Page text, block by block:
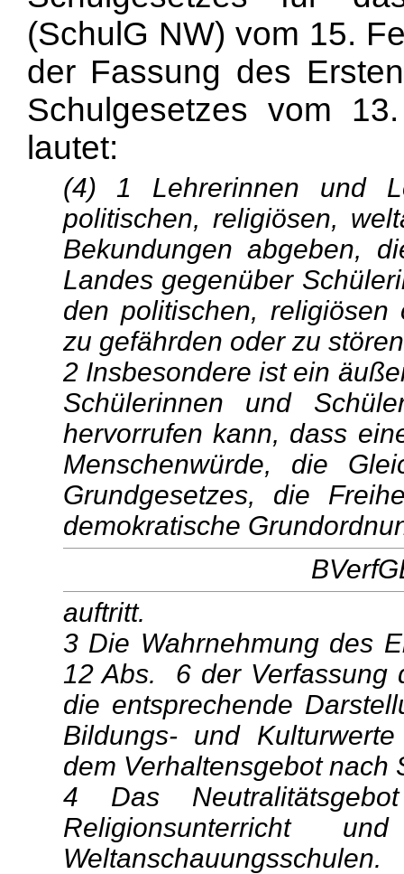
(SchulG NW) vom 15.
der Fassung des
Schulgesetzes vom
lautet:
(4) 1 Lehrerinnen und
politischen, religiösen,
Bekundungen abgeben,
Landes gegenüber
den politischen, religiösen
zu gefährden oder zu
2 Insbesondere ist ein
Schülerinnen und
hervorrufen kann, dass
Menschenwürde, die
Grundgesetzes, die
demokratische
auftritt.
3 Die Wahrnehmung des
12 Abs. 6 der Verfassung
die entsprechende
Bildungs- und
dem Verhaltensgebot nach
4 Das
Religionsunterricht
Weltanschauungsschulen.